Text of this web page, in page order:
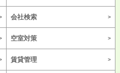
会社検索
空室対策
賃貸管理